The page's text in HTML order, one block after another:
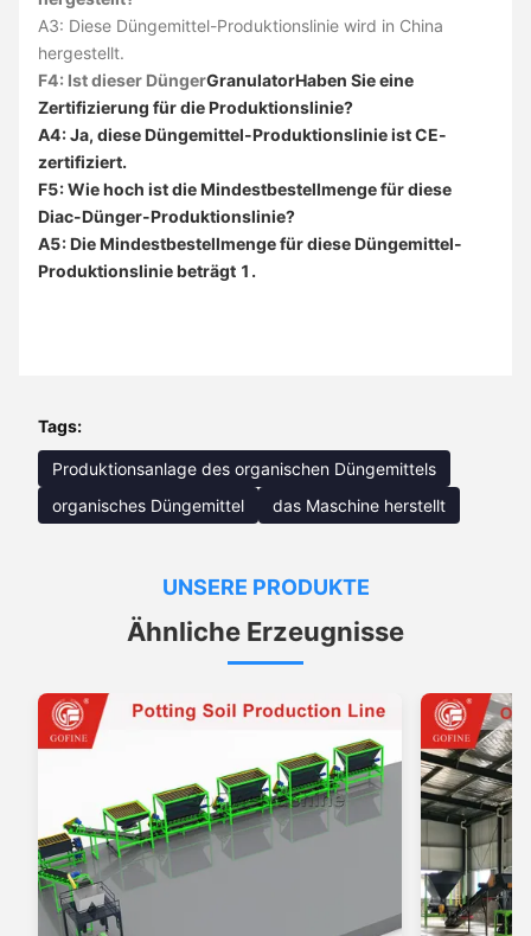
A3: Diese Düngemittel-Produktionslinie wird in China
hergestellt.
F4: Ist dieser DüngerGranulatorHaben Sie eine
Zertifizierung für die Produktionslinie?
A4: Ja, diese Düngemittel-Produktionslinie ist CE-
zertifiziert.
F5: Wie hoch ist die Mindestbestellmenge für diese
Diac-Dünger-Produktionslinie?
A5: Die Mindestbestellmenge für diese Düngemittel-
Produktionslinie beträgt 1.
Tags:
Produktionsanlage des organischen Düngemittels
organisches Düngemittel
das Maschine herstellt
UNSERE PRODUKTE
Ähnliche Erzeugnisse